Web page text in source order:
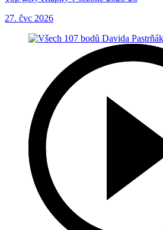
27. čvc 2026